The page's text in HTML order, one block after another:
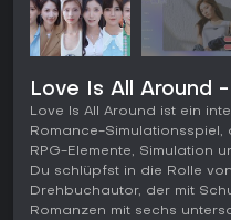
Love Is All Around
Love Is All Around ist ein
Romance-Simulationsspiel,
RPG-Elemente, Simulation
Du schlüpfst in die Rolle
Drehbuchautor, der mit
Romanzen mit sechs